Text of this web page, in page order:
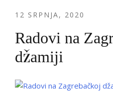
12 SRPNJA, 2020
Radovi na
džamiji